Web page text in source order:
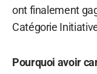
ont finalement
Catégorie
Pourquoi avoir